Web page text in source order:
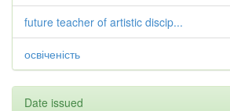
future teacher of artistic discip...
освіченість
Date issued